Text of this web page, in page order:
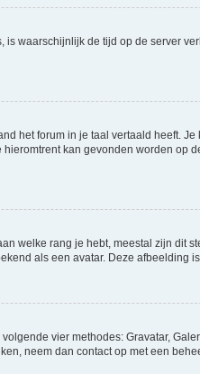
waarschijnlijk de tijd op de server
het forum in je taal vertaald heeft.
kan gevonden worden op
welke rang je hebt, meestal zijn dit
als een avatar. Deze afbeelding
vier methodes: Gravatar,
neem dan contact op met een